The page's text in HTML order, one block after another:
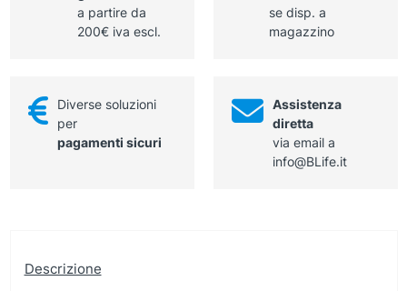
a partire da
200€ iva escl.
se disp. a
magazzino
Diverse soluzioni
per
pagamenti sicuri
Assistenza
diretta
via email a
info@BLife.it
Descrizione